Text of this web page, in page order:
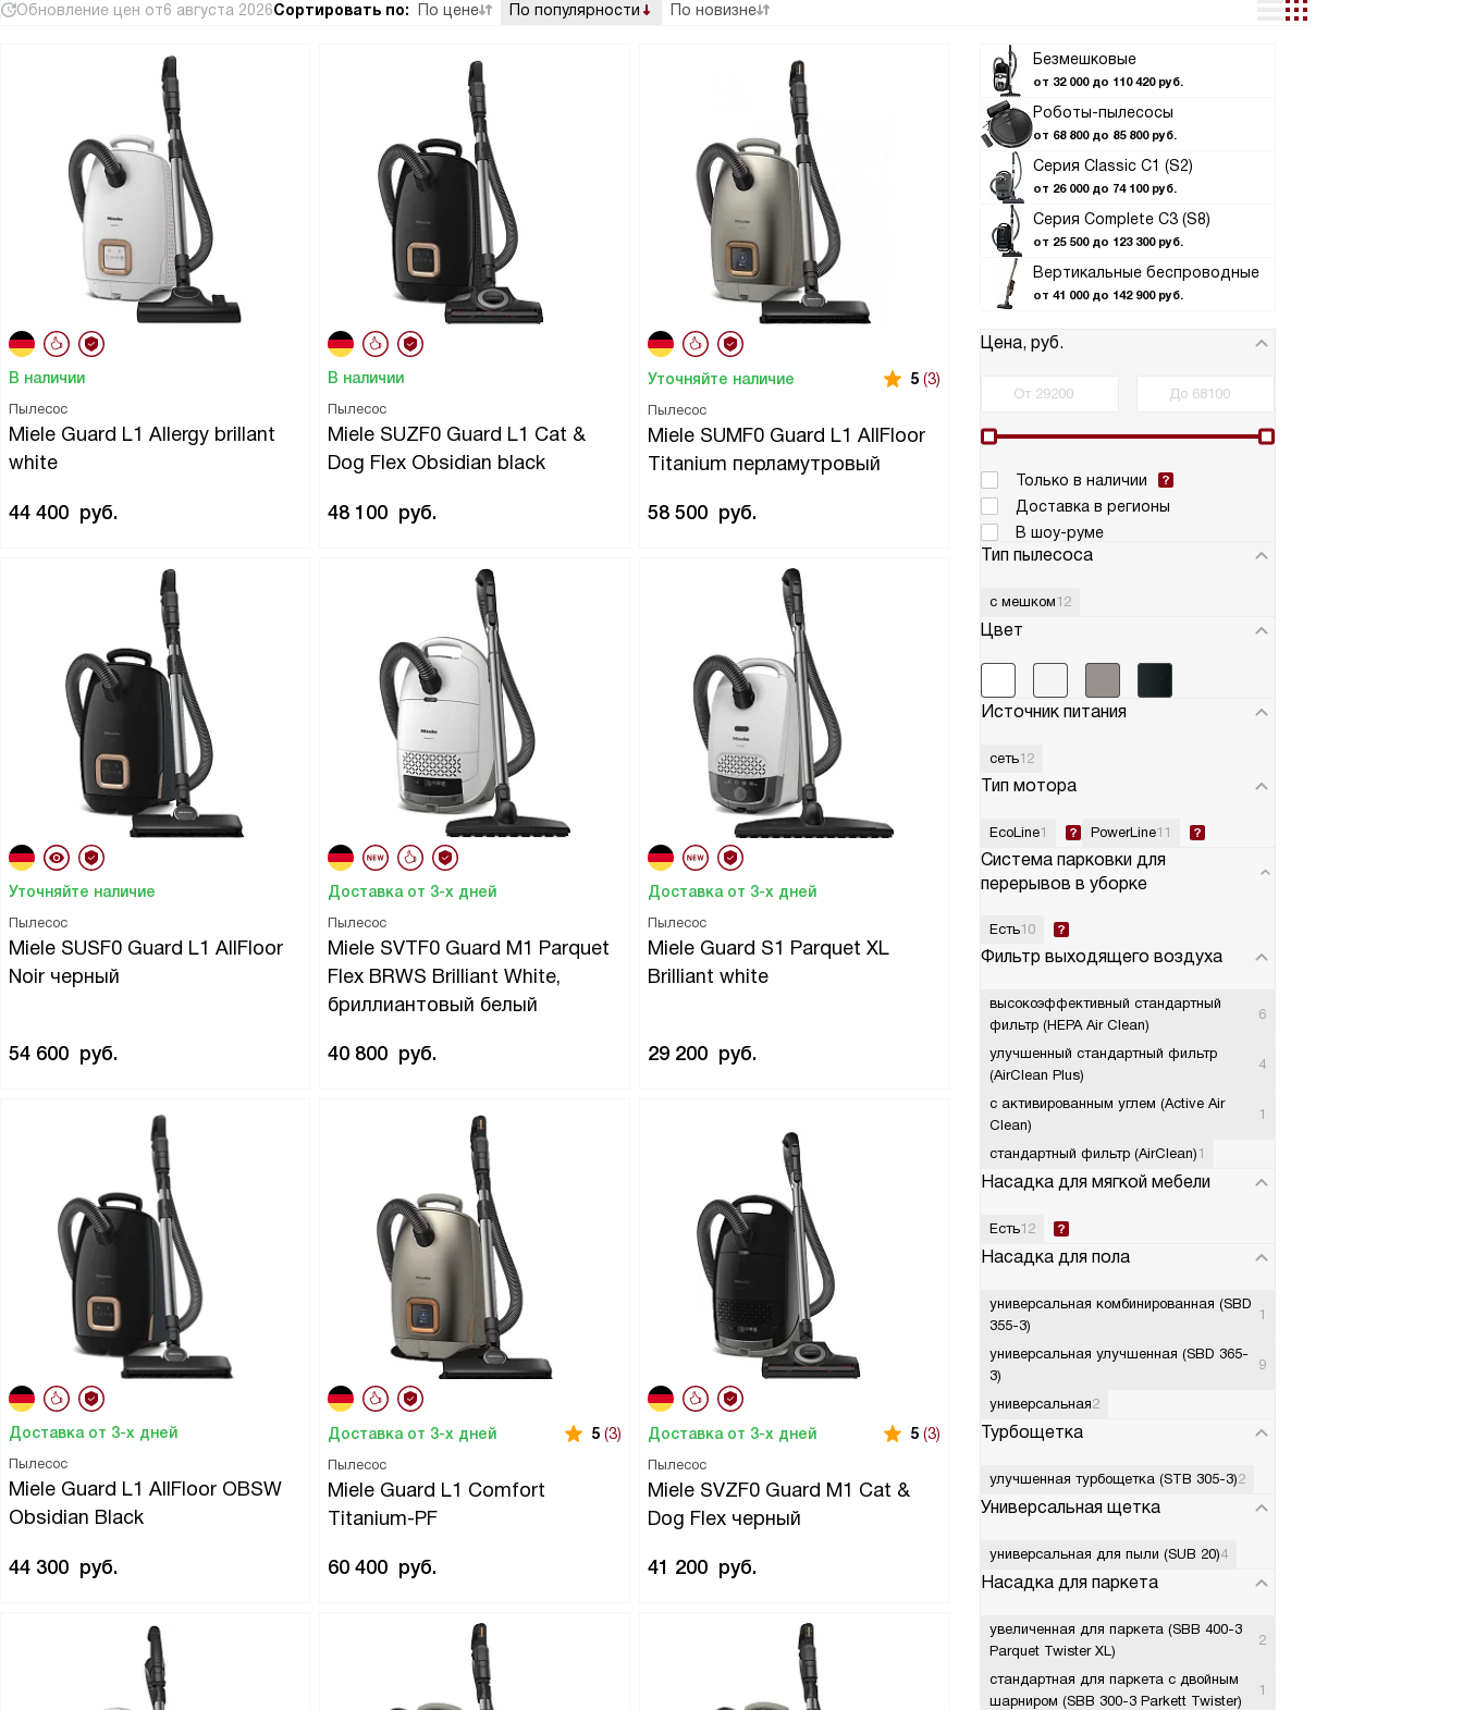
Обновление цен от6 августа 2026Сортировать по: По цене По популярности По новизне
Безмешковые
от 32 000 до 110 420 руб.
Роботы-пылесосы
от 68 800 до 85 800 руб.
Серия Classic C1 (S2)
от 26 000 до 74 100 руб.
Серия Complete C3 (S8)
от 25 500 до 123 300 руб.
Вертикальные беспроводные
от 41 000 до 142 900 руб.
Цена, руб.
Только в наличии
Доставка в регионы
В шоу-руме
Тип пылесоса
с мешком12
Цвет
Источник питания
сеть12
Тип мотора
EcoLine1 PowerLine11
Система парковки для
перерывов в уборке
Есть10
Фильтр выходящего воздуха
высокоэффективный стандартный
фильтр (HEPA Air Clean)
6
улучшенный стандартный фильтр
(AirClean Plus)
4
с активированным углем (Active Air
Clean)
1
стандартный фильтр (AirClean)1
Насадка для мягкой мебели
Есть12
Насадка для пола
универсальная комбинированная (SBD
355-3)
1
универсальная улучшенная (SBD 365-
3)
9
универсальная2
Турбощетка
улучшенная турбощетка (STB 305-3)2
Универсальная щетка
универсальная для пыли (SUB 20)4
Насадка для паркета
увеличенная для паркета (SBB 400-3
Parquet Twister XL)
2
стандартная для паркета с двойным
шарниром (SBB 300-3 Parkett Twister)
1
Пылесос
Miele Guard L1 Allergy brillant
white
В наличии
44 400 руб.
Пылесос
Miele SUZF0 Guard L1 Cat &
Dog Flex Obsidian black
В наличии
48 100 руб.
Пылесос
Miele SUMF0 Guard L1 AllFloor
Titanium перламутровый
Уточняйте наличие 5 (3)
58 500 руб.
Пылесос
Miele SUSF0 Guard L1 AllFloor
Noir черный
Уточняйте наличие
54 600 руб.
Пылесос
Miele SVTF0 Guard M1 Parquet
Flex BRWS Brilliant White,
бриллиантовый белый
Доставка от 3-х дней
40 800 руб.
Пылесос
Miele Guard S1 Parquet XL
Brilliant white
Доставка от 3-х дней
29 200 руб.
Пылесос
Miele Guard L1 AllFloor OBSW
Obsidian Black
Доставка от 3-х дней
44 300 руб.
Пылесос
Miele Guard L1 Comfort
Titanium-PF
Доставка от 3-х дней 5 (3)
60 400 руб.
Пылесос
Miele SVZF0 Guard M1 Cat &
Dog Flex черный
Доставка от 3-х дней 5 (3)
41 200 руб.